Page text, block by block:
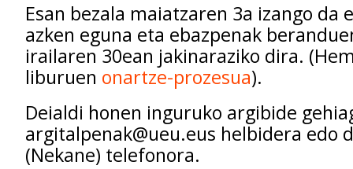
Esan bezala maiatzaren 3a izango da
azken eguna eta ebazpenak
irailaren 30ean jakinaraziko dira.
liburuen onartze-prozesua).
Deialdi honen inguruko argibide
argitalpenak@ueu.eus helbidera edo
(Nekane) telefonora.